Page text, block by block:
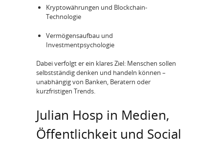
Kryptowährungen und Blockchain-
Technologie
Vermögensaufbau und
Investmentpsychologie
Dabei verfolgt er ein klares Ziel: Menschen sollen
selbstständig denken und handeln können –
unabhängig von Banken, Beratern oder
kurzfristigen Trends.
Julian Hosp in Medien,
Öffentlichkeit und Social